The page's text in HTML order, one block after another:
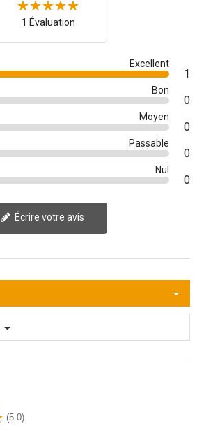
1 Évaluation
Excellent
1
Bon
0
Moyen
0
Passable
0
Nul
0
Écrire votre avis
(5.0)